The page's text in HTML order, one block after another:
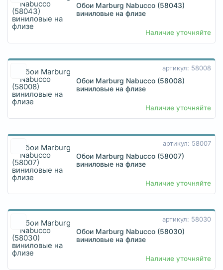
Обои Marburg Nabucco (58043)
виниловые на флизе
Наличие уточняйте
артикул: 58008
Обои Marburg Nabucco (58008)
виниловые на флизе
Наличие уточняйте
артикул: 58007
Обои Marburg Nabucco (58007)
виниловые на флизе
Наличие уточняйте
артикул: 58030
Обои Marburg Nabucco (58030)
виниловые на флизе
Наличие уточняйте